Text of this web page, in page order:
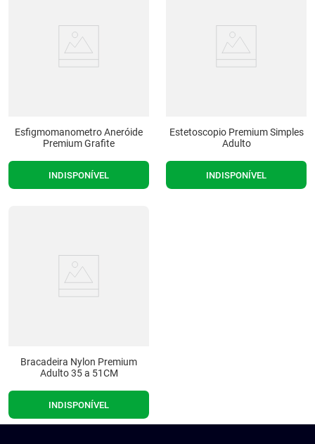
Esfigmomanometro Aneróide
Premium Grafite
INDISPONÍVEL
Estetoscopio Premium Simples
Adulto
INDISPONÍVEL
Bracadeira Nylon Premium
Adulto 35 a 51CM
INDISPONÍVEL